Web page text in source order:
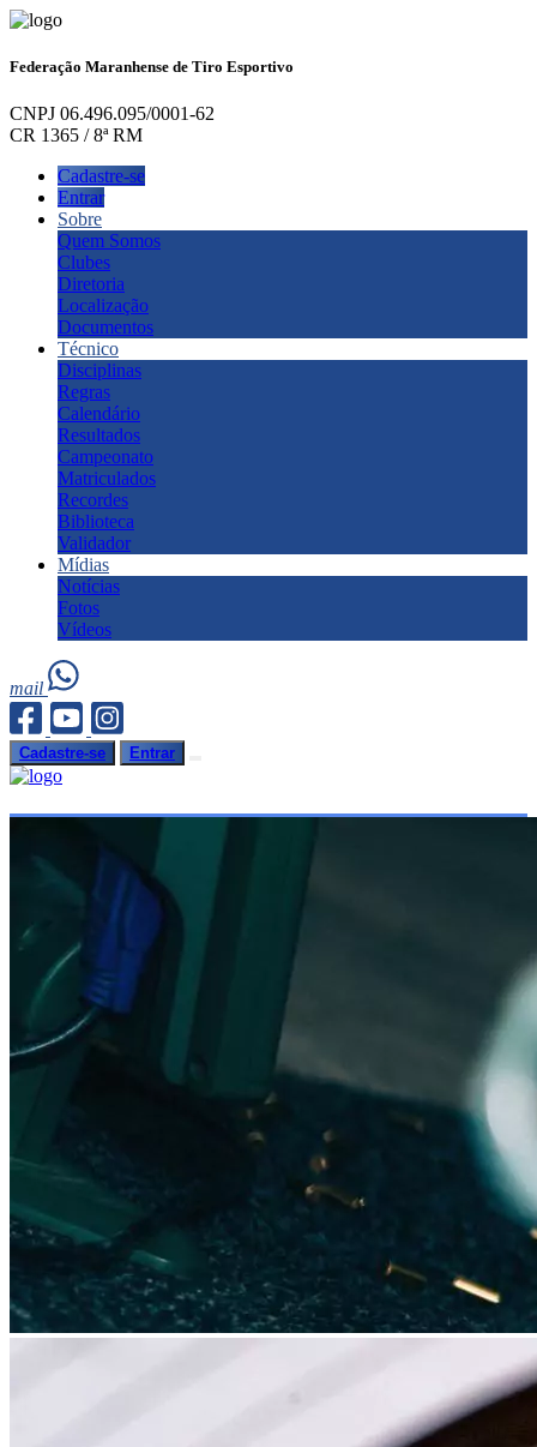
Federação Maranhense de Tiro Esportivo
CNPJ 06.496.095/0001-62
CR 1365 / 8ª RM
Cadastre-se
Entrar
Sobre
Quem Somos
Clubes
Diretoria
Localização
Documentos
Técnico
Disciplinas
Regras
Calendário
Resultados
Campeonato
Matriculados
Recordes
Biblioteca
Validador
Mídias
Notícias
Fotos
Vídeos
mail
Cadastre-se Entrar